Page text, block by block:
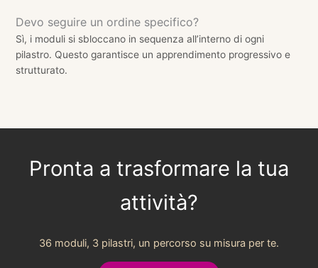
Devo seguire un ordine specifico?
Sì, i moduli si sbloccano in sequenza all’interno di ogni
pilastro. Questo garantisce un apprendimento progressivo e
strutturato.
Pronta a trasformare la tua
attività?
36 moduli, 3 pilastri, un percorso su misura per te.